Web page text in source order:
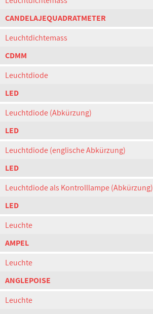
CANDELAJEQUADRATMETER
Leuchtdichtemass
CDMM
Leuchtdiode
LED
Leuchtdiode (Abkürzung)
LED
Leuchtdiode (englische Abkürzung)
LED
Leuchtdiode als Kontrolllampe (Abkürzung)
LED
Leuchte
AMPEL
Leuchte
ANGLEPOISE
Leuchte